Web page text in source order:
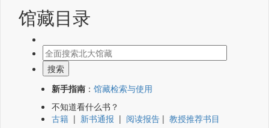
馆藏目录
新手指南 ： 馆藏检索与使用
不知道看什么书？
古籍 | 新书通报 | 阅读报告 | 教授推荐书目